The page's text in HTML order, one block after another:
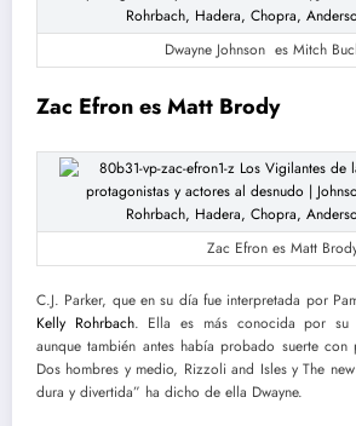
Dwayne Johnson es Mitch
Zac Efron es Matt Brody
Zac Efron es Matt
C.J. Parker, que en su día fue interpretada por
Kelly Rohrbach. Ella es más conocida por su
aunque también antes había probado suerte con
Dos hombres y medio, Rizzoli and Isles y The
dura y divertida” ha dicho de ella Dwayne.